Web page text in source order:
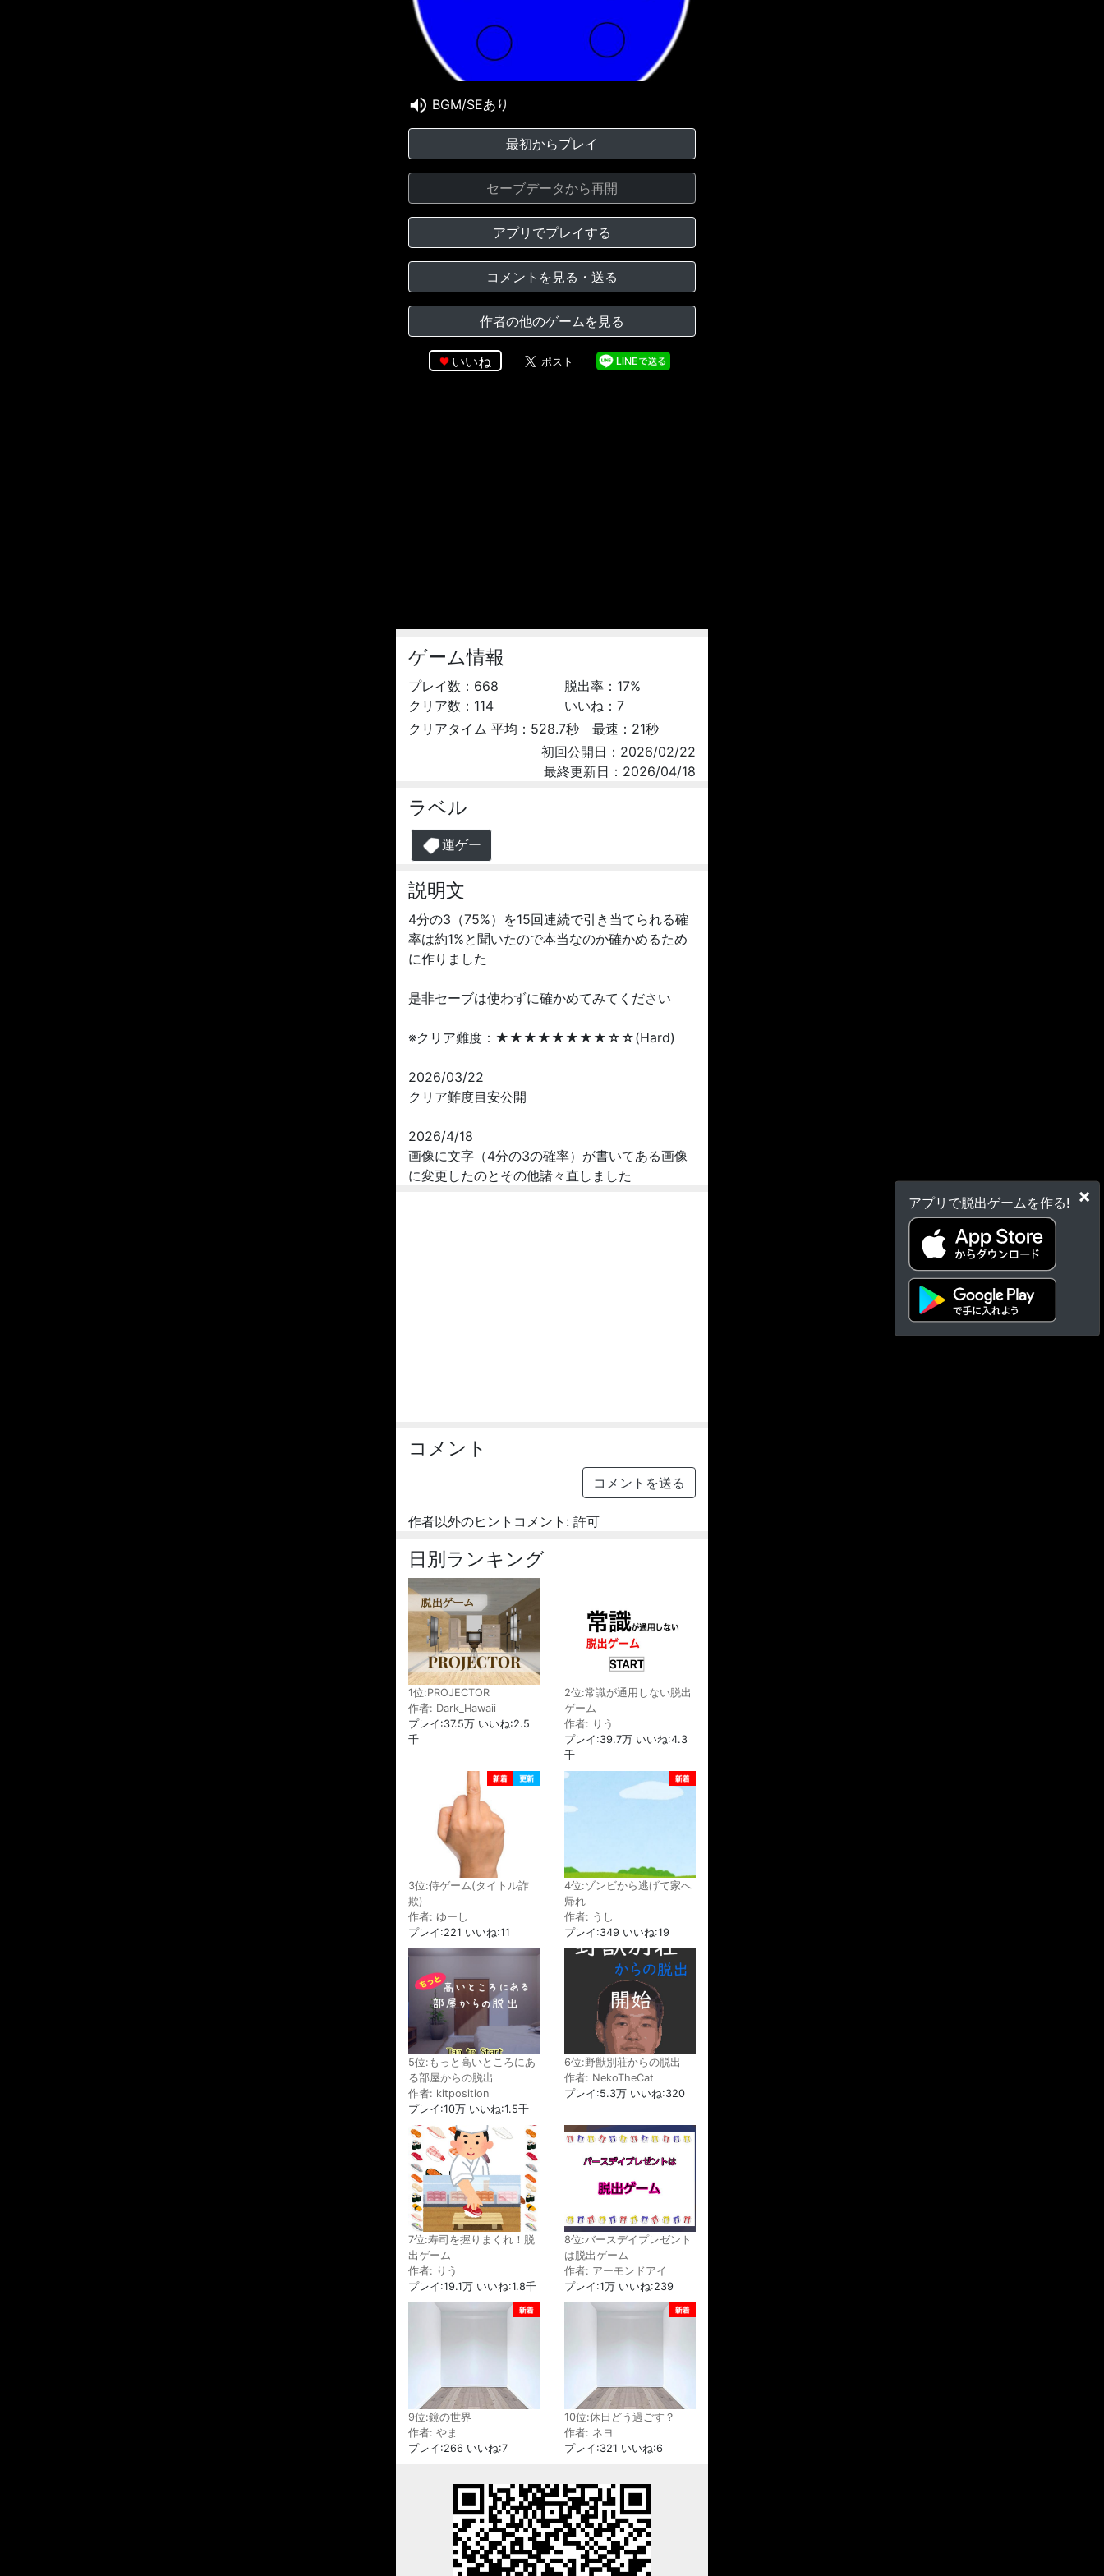
×
アプリで脱出ゲームを作る!
BGM/SEあり
最初からプレイ
セーブデータから再開
アプリでプレイする
コメントを見る・送る
作者の他のゲームを見る
いいね
ゲーム情報
プレイ数： 668
クリア数： 114
脱出率： 17%
いいね： 7
クリアタイム 平均：528.7秒 最速：21秒
初回公開日：2026/02/22
最終更新日：2026/04/18
ラベル
運ゲー
説明文
4分の3（75%）を15回連続で引き当てられる確
率は約1%と聞いたので本当なのか確かめるため
に作りました
是非セーブは使わずに確かめてみてください
※クリア難度：★★★★★★★★☆☆(Hard)
2026/03/22
クリア難度目安公開
2026/4/18
画像に文字（4分の3の確率）が書いてある画像
に変更したのとその他諸々直しました
コメント
コメントを送る
作者以外のヒントコメント: 許可
日別ランキング
1位:PROJECTOR
作者: Dark_Hawaii
プレイ:37.5万 いいね:2.5
千
2位:常識が通用しない脱出
ゲーム
作者: りう
プレイ:39.7万 いいね:4.3
千
3位:侍ゲーム(タイトル詐
欺)
作者: ゆーし
プレイ:221 いいね:11
4位:ゾンビから逃げて家へ
帰れ
作者: うし
プレイ:349 いいね:19
5位:もっと高いところにあ
る部屋からの脱出
作者: kitposition
プレイ:10万 いいね:1.5千
6位:野獣別荘からの脱出
作者: NekoTheCat
プレイ:5.3万 いいね:320
7位:寿司を握りまくれ！脱
出ゲーム
作者: りう
プレイ:19.1万 いいね:1.8千
8位:バースデイプレゼント
は脱出ゲーム
作者: アーモンドアイ
プレイ:1万 いいね:239
9位:鏡の世界
作者: やま
プレイ:266 いいね:7
10位:休日どう過ごす？
作者: ネヨ
プレイ:321 いいね:6